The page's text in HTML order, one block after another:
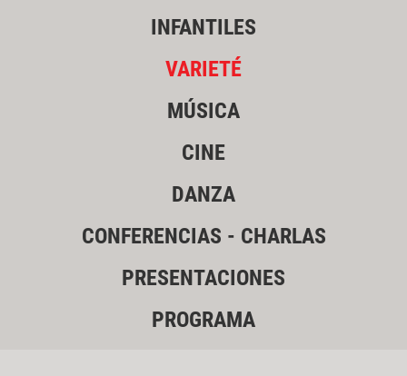
INFANTILES
VARIETÉ
MÚSICA
CINE
DANZA
CONFERENCIAS - CHARLAS
PRESENTACIONES
PROGRAMA